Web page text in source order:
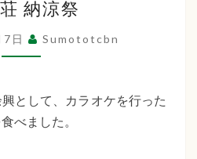
法
人
本
た
良
荘
納
祭
納涼祭
日 Sumototcbn
として、カラオケを行った
べました。